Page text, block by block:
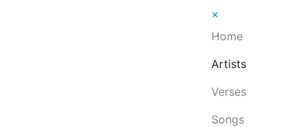
×
Home
Artists
Verses
Songs